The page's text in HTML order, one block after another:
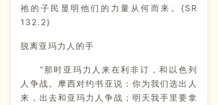
祂的子民显明他们的力量从何而来。{SR
132.2}
脱离亚玛力人的手
“那时亚玛力人来在利非订，和以色列
人争战。摩西对约书亚说：你为我们选出人
来，出去和亚玛力人争战；明天我手里要拿